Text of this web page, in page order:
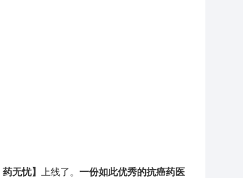
药无忧】 上线了。 一份如此优秀的抗癌药医